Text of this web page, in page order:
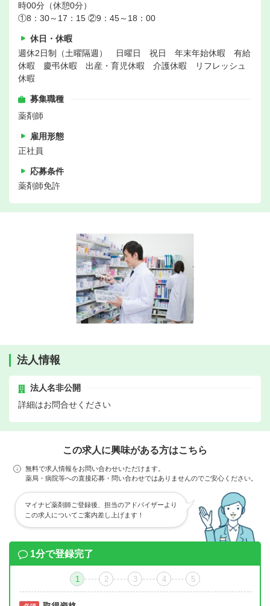
時00分（休憩0分）
①8：30～17：15 ②9：45～18：00
休日・休暇
週休2日制（土曜隔週） 日曜日 祝日 年末年始休暇 有給
休暇 慶弔休暇 出産・育児休暇 介護休暇 リフレッシュ
休暇
募集職種
薬剤師
雇用形態
正社員
応募条件
薬剤師免許
法人情報
法人名非公開
詳細はお問合せください
この求人に興味がある方はこちら
無料で求人情報をお問い合わせいただけます。
薬局・病院等への直接応募・問い合わせではありませんのでご安心ください。
マイナビ薬剤師ご登録後、担当のアドバイザーより
この求人についてご案内差し上げます！
1分で登録完了
1 2 3 4 5